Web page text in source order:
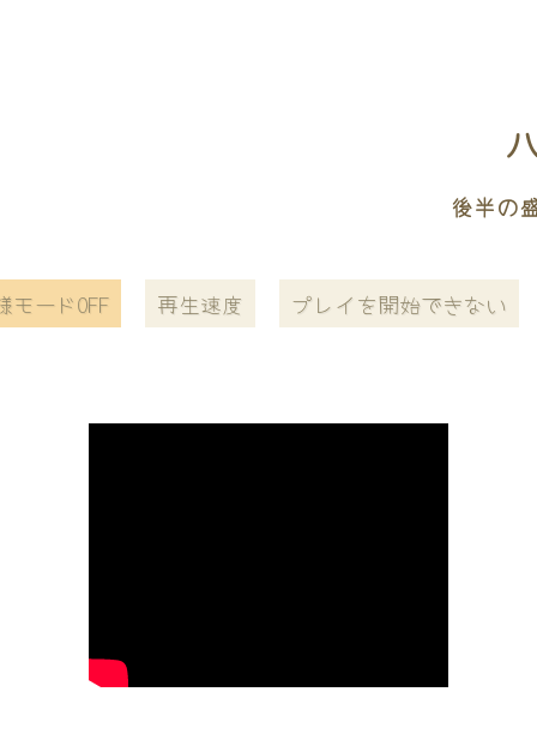
後半の
モードOFF 再生速度 プレイを開始できない